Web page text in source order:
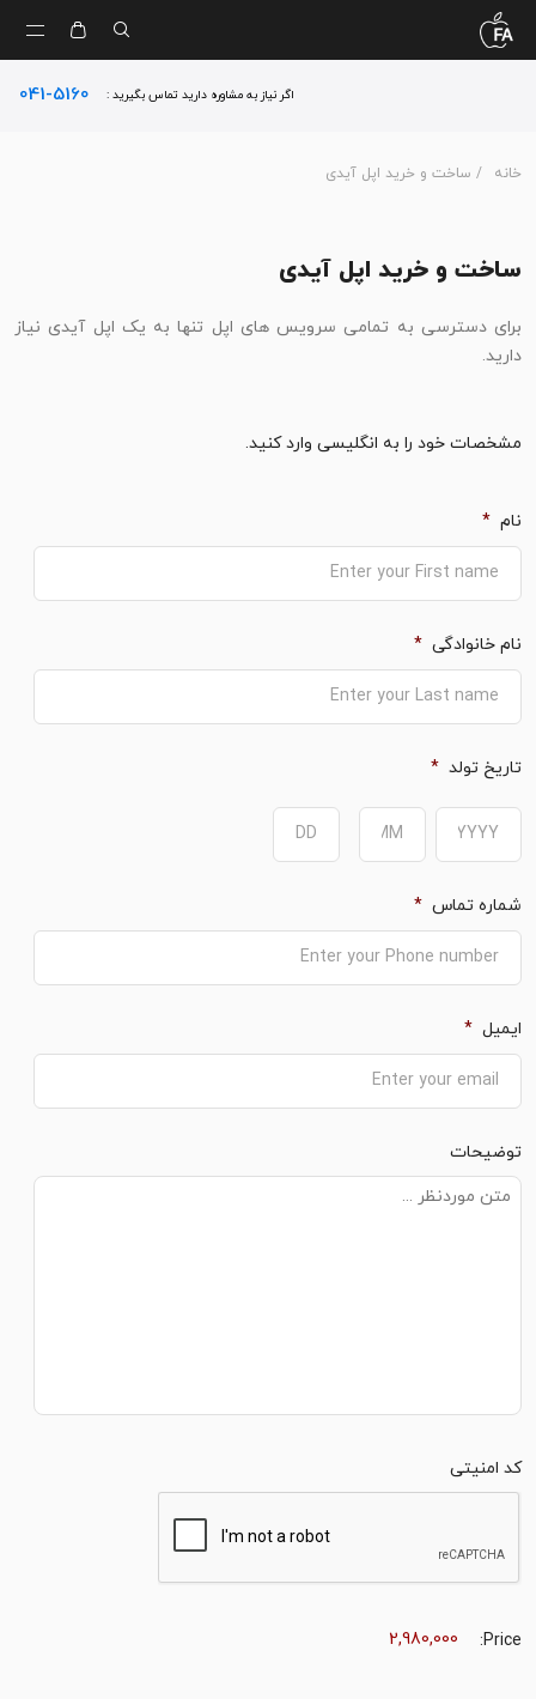
اگر نیاز به مشاوره دارید تماس بگیرید : 041-5160
خانه / ساخت و خرید اپل آیدی
ساخت و خرید اپل آیدی
برای دسترسی به تمامی سرویس های اپل تنها به یک اپل آیدی نیاز
دارید.
مشخصات خود را به انگلیسی وارد کنید.
نام *
نام خانوادگی *
تاریخ تولد *
شماره تماس *
ایمیل *
توضیحات
کد امنیتی
Price: